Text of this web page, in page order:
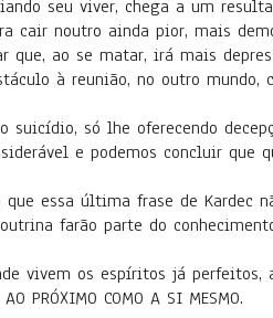
seu viver, chega a um
cair noutro ainda pior, mais
que, ao se matar, irá mais
à reunião, no outro mundo,
suicídio, só lhe oferecendo
e podemos concluir que
que essa última frase de
farão parte do
vivem os espíritos já perfeitos,
PRÓXIMO COMO A SI MESMO.